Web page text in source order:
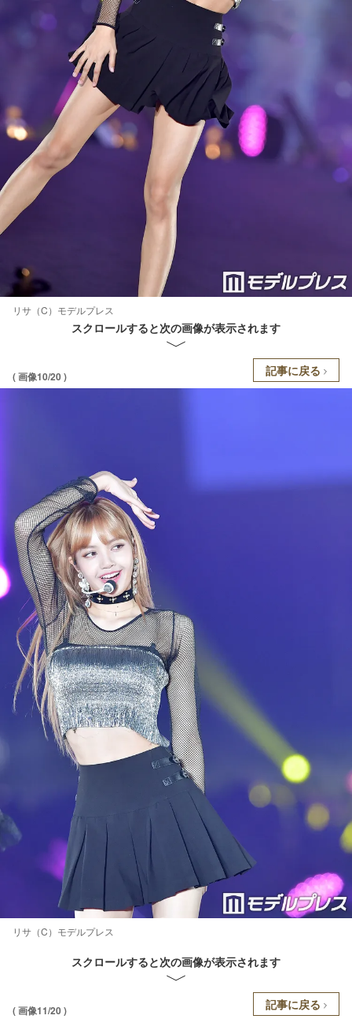
リサ（C）モデルプレス
スクロールすると次の画像が表示されます
( 画像10/20 ) 記事に戻る
リサ（C）モデルプレス
スクロールすると次の画像が表示されます
( 画像11/20 ) 記事に戻る